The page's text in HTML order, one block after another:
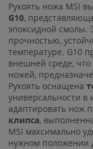
Рукоять ножа MSI
G10,
эпоксидной смолы.
прочностью,
температуре. G10
внешней среде,
ножей,
Рукоять оснащена
универсальности в
адаптировать нож
клипса,
MSI максимально
нужном положении